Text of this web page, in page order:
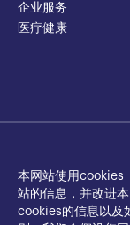
企业服务
医疗健康
本网站使用cookies
站的信息，并改进
cookies的信息以及